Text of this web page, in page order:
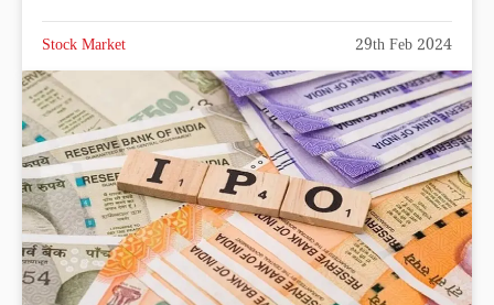
Stock Market 29th Feb 2024